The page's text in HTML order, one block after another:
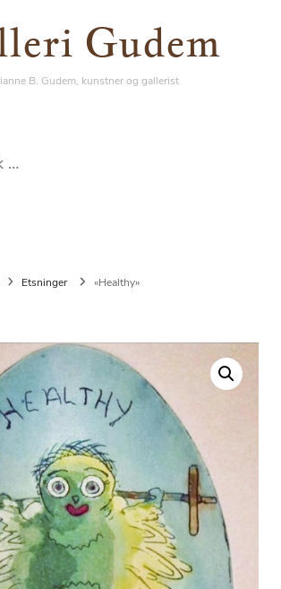
Gudem
B. Gudem, kunstner og gallerist
og gallerist
Etsninger «Healthy»